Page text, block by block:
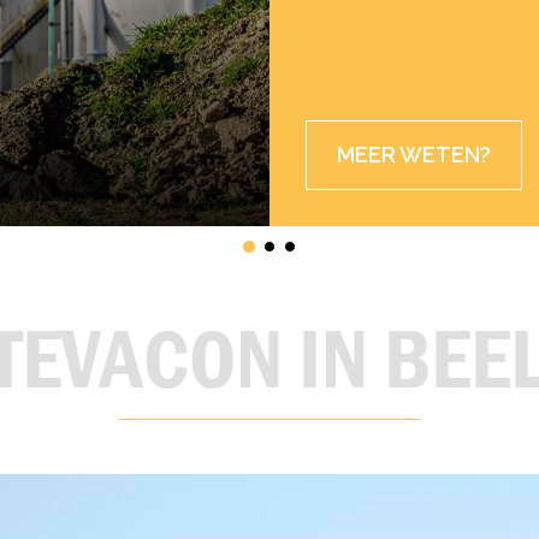
MEER WETEN?
IN